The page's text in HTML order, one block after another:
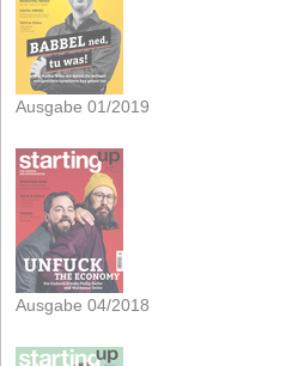
Ausgabe 01/2019
Ausgabe 04/2018